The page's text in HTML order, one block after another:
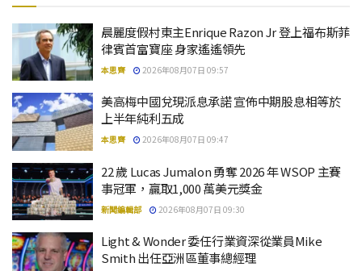
晨麗度假村東主Enrique Razon Jr 登上福布斯菲
律賓首富寶座 身家遙遙領先
本思齊 2026年08月07日 09:57
美高梅中國兌現派息承諾 宣佈中期股息相等於
上半年純利五成
本思齊 2026年08月07日 09:47
22 歲 Lucas Jumalon 勇奪 2026 年 WSOP 主賽
事冠軍，贏取1,000 萬美元獎金
新聞編輯部 2026年08月07日 09:30
Light & Wonder 委任行業資深從業員Mike
Smith 出任亞洲區董事總經理